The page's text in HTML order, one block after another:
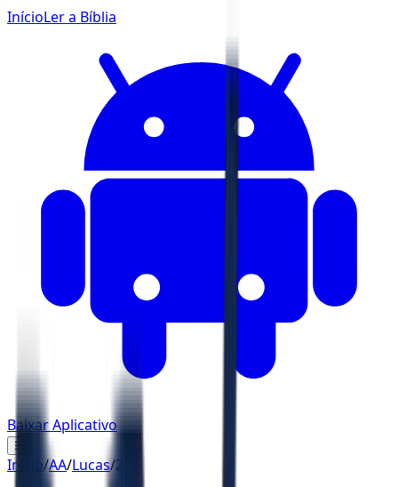
InícioLer a Bíblia
Baixar Aplicativo
☰
Início/AA/Lucas/2